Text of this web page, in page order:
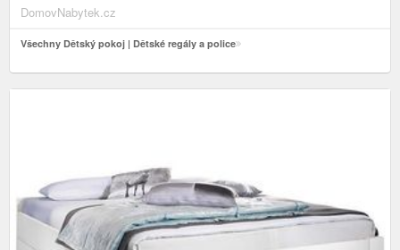
DomovNabytek.cz
Všechny Dětský pokoj | Dětské regály a police